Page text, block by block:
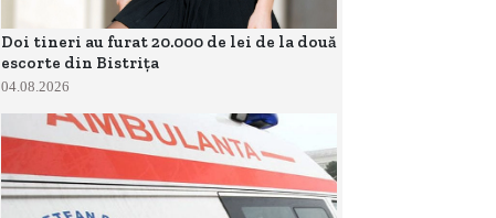
Doi tineri au furat 20.000 de lei de la două
escorte din Bistrița
04.08.2026